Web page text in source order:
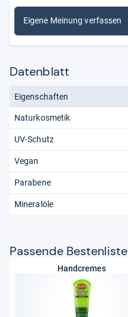
Eigene Meinung verfassen
Datenblatt
Eigenschaften
Naturkosmetik
UV-Schutz
Vegan
Parabene
Mineralöle
Pas­sende Bes­ten­liste
Handcremes